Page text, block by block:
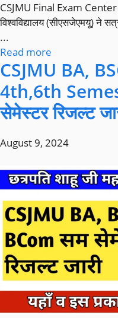
CSJMU Final Exam Center
विश्वविद्यालय (सीएसजेएमयू) ने
...
Read more
CSJMU BA,
4th,6th
सेमेस्टर रिजल्ट
August 9, 2024